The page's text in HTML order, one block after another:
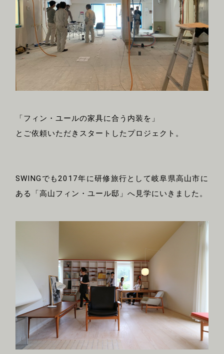
「フィン・ユールの家具に合う内装を」
とご依頼いただきスタートしたプロジェクト。
SWINGでも2017年に研修旅行として岐阜県高山市に
ある「高山フィン・ユール邸」へ見学にいきました。